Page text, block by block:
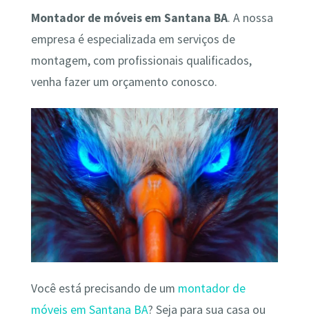
Montador de móveis em Santana BA. A nossa
empresa é especializada em serviços de
montagem, com profissionais qualificados,
venha fazer um orçamento conosco.
Você está precisando de um montador de
móveis em Santana BA? Seja para sua casa ou